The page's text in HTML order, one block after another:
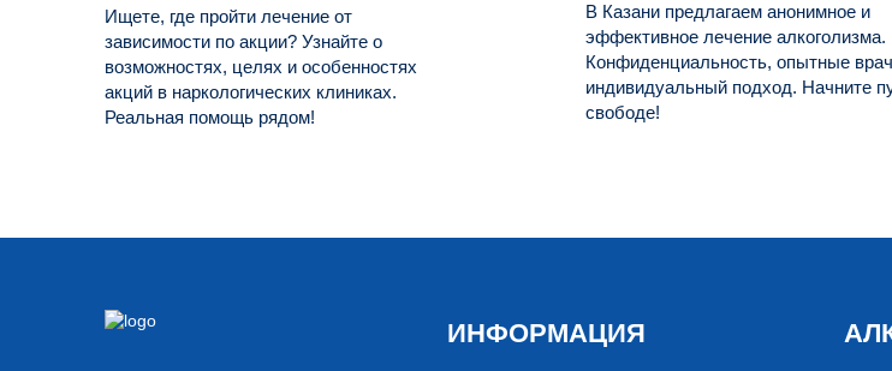
Ищете, где пройти лечение от
зависимости по акции? Узнайте о
возможностях, целях и особенностях
акций в наркологических клиниках.
Реальная помощь рядом!
В Казани предлагаем анонимное и
эффективное лечение алкоголизма.
Конфиденциальность, опытные
индивидуальный подход. Начните
свободе!
ИНФОРМАЦИЯ